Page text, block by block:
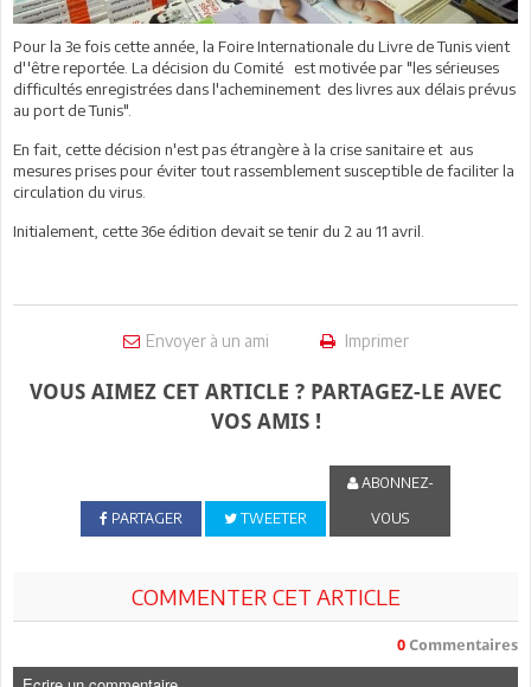
Pour la 3e fois cette année, la Foire Internationale du Livre de Tunis vient
d''être reportée. La décision du Comité est motivée par "les sérieuses
difficultés enregistrées dans l'acheminement des livres aux délais prévus
au port de Tunis".
En fait, cette décision n'est pas étrangère à la crise sanitaire et aus
mesures prises pour éviter tout rassemblement susceptible de faciliter la
circulation du virus.
Initialement, cette 36e édition devait se tenir du 2 au 11 avril.
Envoyer à un ami Imprimer
VOUS AIMEZ CET ARTICLE ? PARTAGEZ-LE AVEC
VOS AMIS !
PARTAGER TWEETER
ABONNEZ-
VOUS
COMMENTER CET ARTICLE
0 Commentaires